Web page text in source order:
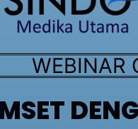
WEBINAR